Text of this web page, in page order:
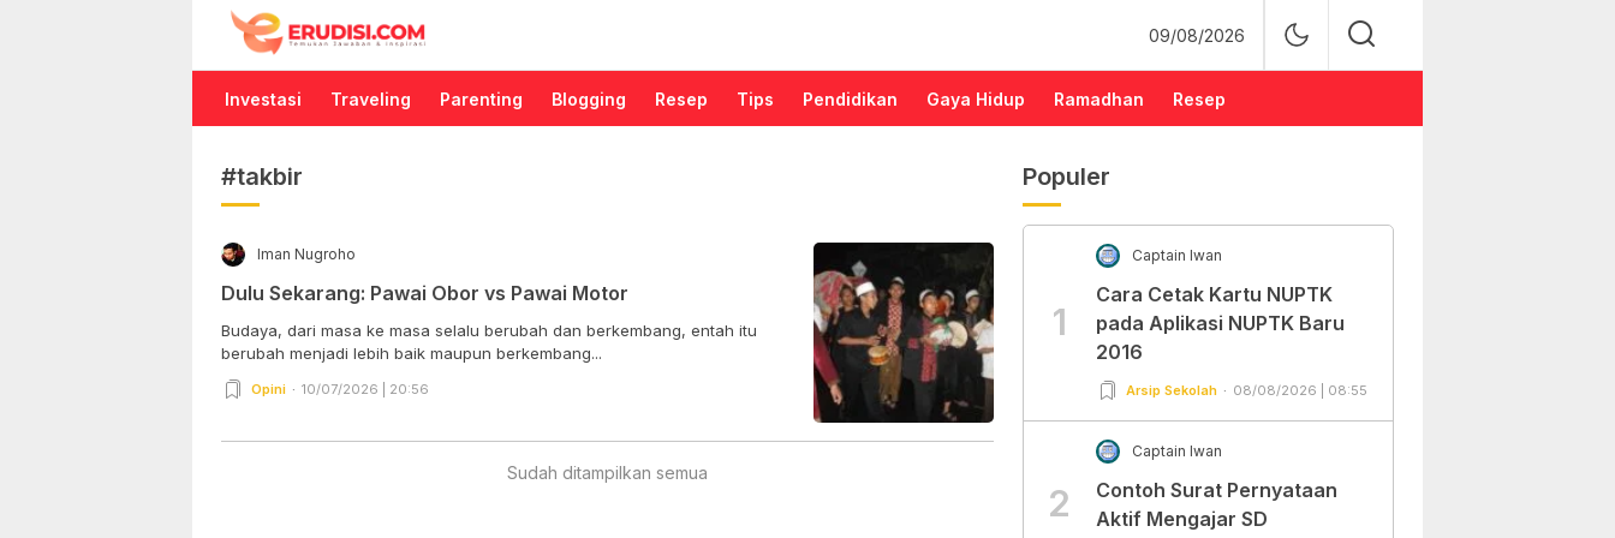
Erudisi
Temukan Jawaban dan Inspirasi
09/08/2026
Investasi Traveling Parenting Blogging Resep Tips Pendidikan Gaya Hidup Ramadhan Resep
#takbir
Iman Nugroho
Dulu Sekarang: Pawai Obor vs Pawai Motor
Budaya, dari masa ke masa selalu berubah dan berkembang, entah itu
berubah menjadi lebih baik maupun berkembang...
Opini 10/07/2026 | 20:56
Sudah ditampilkan semua
Populer
1
Captain Iwan
Cara Cetak Kartu NUPTK
pada Aplikasi NUPTK Baru
2016
Arsip Sekolah 08/08/2026 | 08:55
2
Captain Iwan
Contoh Surat Pernyataan
Aktif Mengajar SD